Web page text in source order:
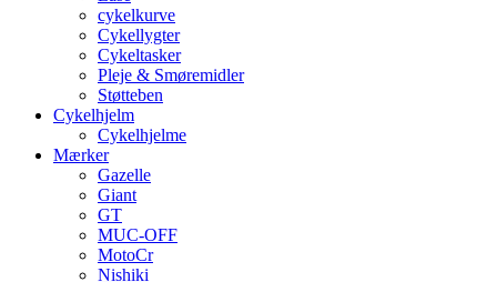
cykelkurve
Cykellygter
Cykeltasker
Pleje & Smøremidler
Støtteben
Cykelhjelm
Cykelhjelme
Mærker
Gazelle
Giant
GT
MUC-OFF
MotoCr
Nishiki